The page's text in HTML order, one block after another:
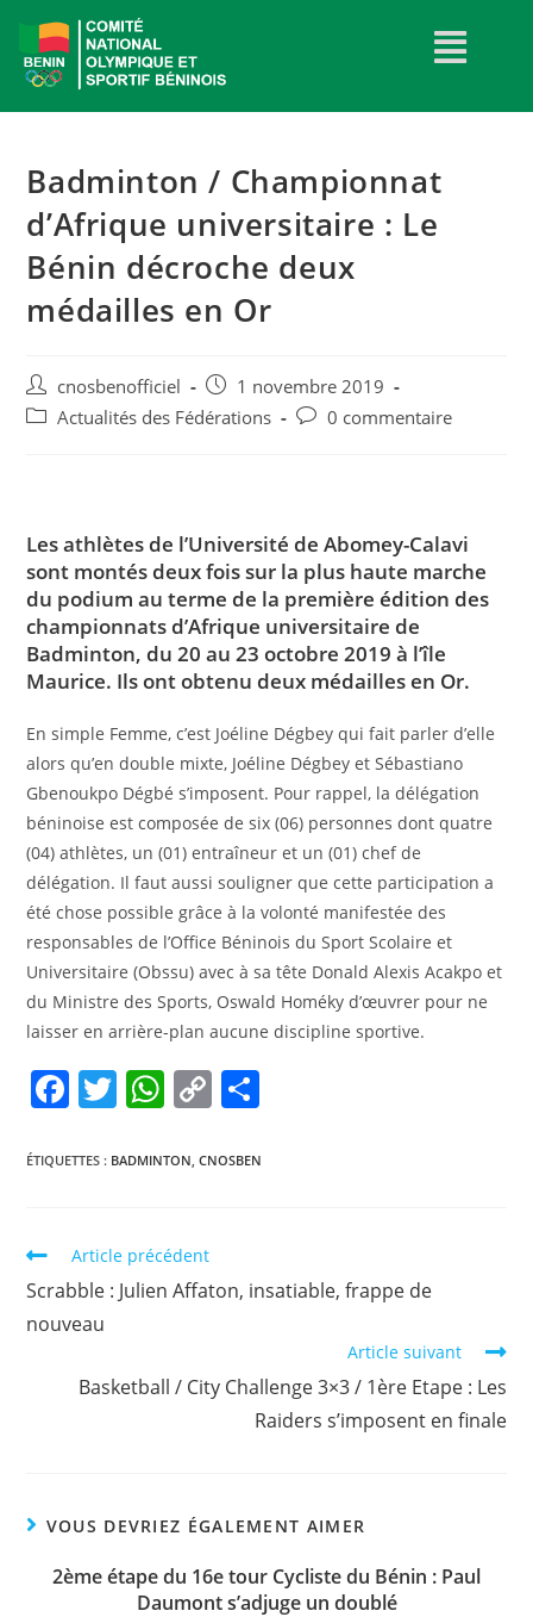
Badminton / Championnat
d’Afrique universitaire : Le
Bénin décroche deux
médailles en Or
cnosbenofficiel
1 novembre 2019
Actualités des Fédérations
0 commentaire
Les athlètes de l’Université de Abomey-Calavi
sont montés deux fois sur la plus haute marche
du podium au terme de la première édition des
championnats d’Afrique universitaire de
Badminton, du 20 au 23 octobre 2019 à l’île
Maurice. Ils ont obtenu deux médailles en Or.
En simple Femme, c’est Joéline Dégbey qui fait parler d’elle
alors qu’en double mixte, Joéline Dégbey et Sébastiano
Gbenoukpo Dégbé s’imposent. Pour rappel, la délégation
béninoise est composée de six (06) personnes dont quatre
(04) athlètes, un (01) entraîneur et un (01) chef de
délégation. Il faut aussi souligner que cette participation a
été chose possible grâce à la volonté manifestée des
responsables de l’Office Béninois du Sport Scolaire et
Universitaire (Obssu) avec à sa tête Donald Alexis Acakpo et
du Ministre des Sports, Oswald Homéky d’œuvrer pour ne
laisser en arrière-plan aucune discipline sportive.
F
c
b
o
o
T
itt
W
at
A
p
C
p
n
ta
ÉTIQUETTES : BADMINTON CNOSBEN
Article précédent
Scrabble : Julien Affaton, insatiable, frappe de
nouveau
Article suivant
Basketball / City Challenge 3×3 / 1ère Etape : Les
Raiders s’imposent en finale
VOUS DEVRIEZ ÉGALEMENT AIMER
2ème étape du 16e tour Cycliste du Bénin : Paul
Daumont s’adjuge un doublé